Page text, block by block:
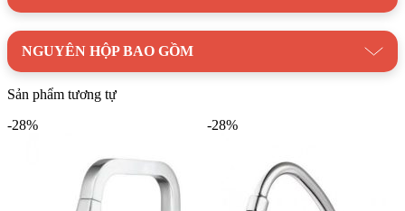
NGUYÊN HỘP BAO GỒM
Sản phẩm tương tự
-28%
-28%